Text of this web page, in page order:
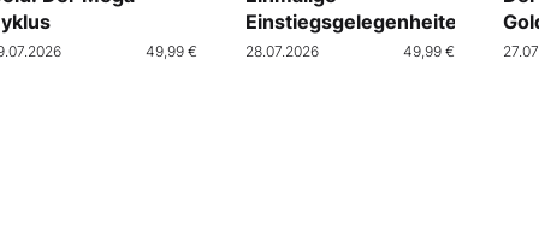
49,99 €
Einstiegsgelegenheiten
28.07.2026 49,99 €